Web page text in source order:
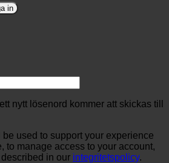
in
nytt lösenord kommer att skickas till
used to support your experience
to manage access to your account,
in our integritetspolicy.